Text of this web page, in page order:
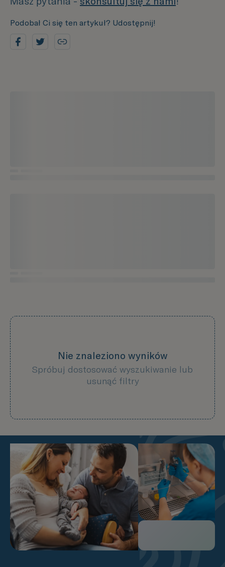
Podobał Ci się ten artykuł? Udostępnij!
Nie znaleziono wyników
Spróbuj dostosować wyszukiwanie lub
usunąć filtry